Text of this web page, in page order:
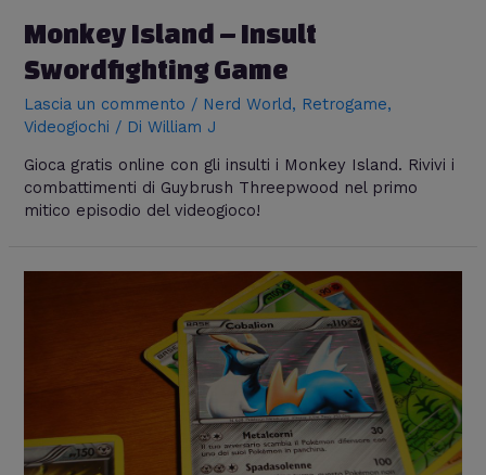
Monkey Island – Insult
Swordfighting Game
Lascia un commento / Nerd World, Retrogame,
Videogiochi / DiWilliam J
Gioca gratis online con gli insulti i Monkey Island. Rivivi i
combattimenti di Guybrush Threepwood nel primo
mitico episodio del videogioco!
praticati
al